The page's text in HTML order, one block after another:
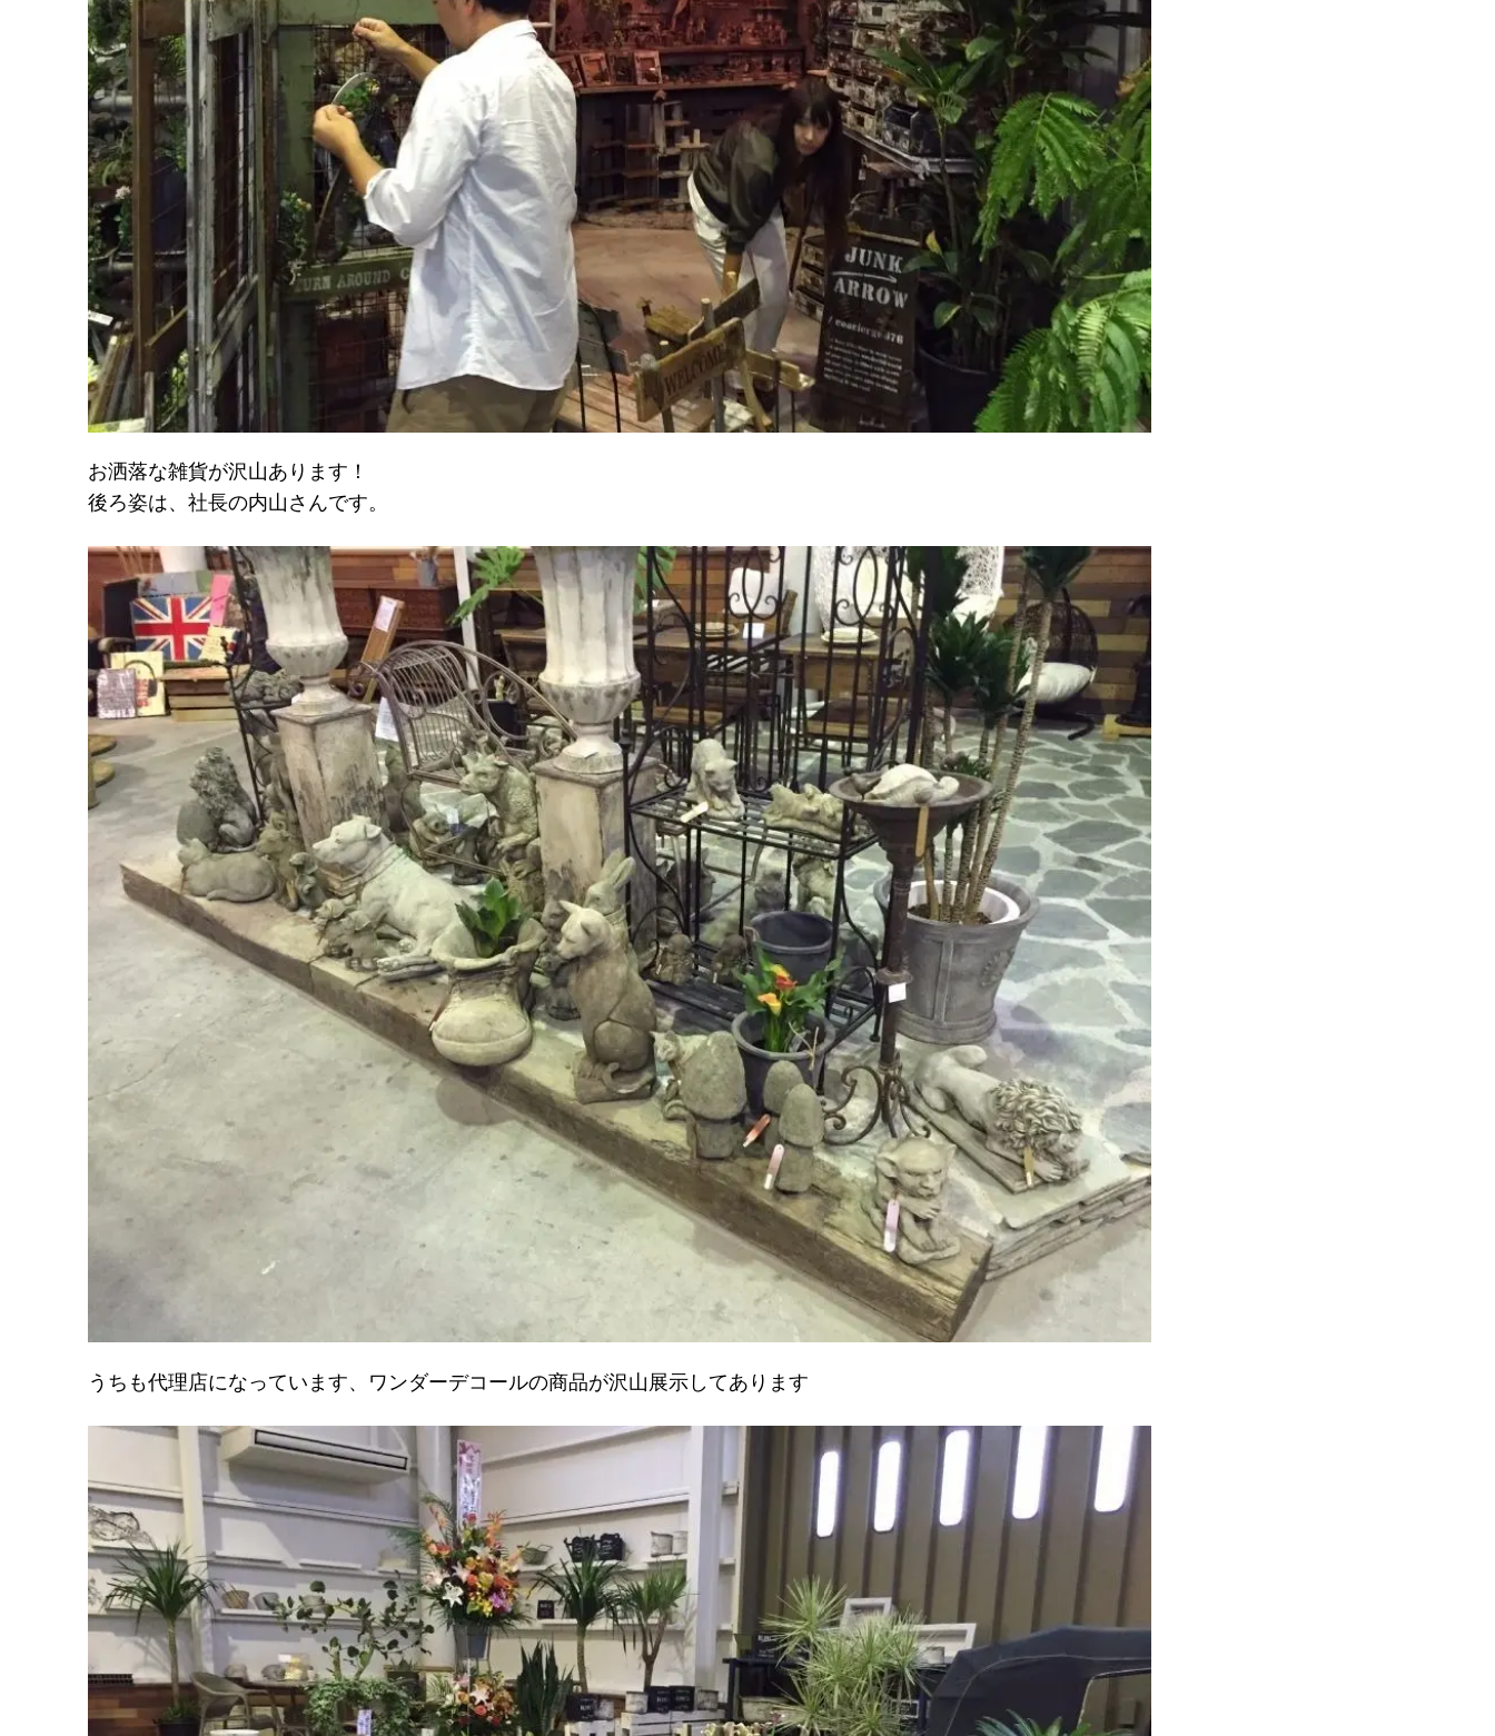
お洒落な雑貨が沢山あります！
後ろ姿は、社長の内山さんです。
うちも代理店になっています、ワンダーデコールの商品が沢山展示してあります